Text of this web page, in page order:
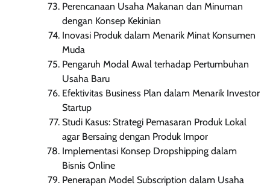
Perencanaan Usaha Makanan dan Minuman
dengan Konsep Kekinian
Inovasi Produk dalam Menarik Minat Konsumen
Muda
Pengaruh Modal Awal terhadap Pertumbuhan
Usaha Baru
Efektivitas Business Plan dalam Menarik Investor
Startup
Studi Kasus: Strategi Pemasaran Produk Lokal
agar Bersaing dengan Produk Impor
Implementasi Konsep Dropshipping dalam
Bisnis Online
Penerapan Model Subscription dalam Usaha